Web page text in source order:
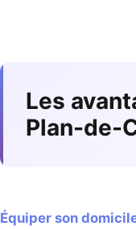
Les
Plan-de-
Équiper son